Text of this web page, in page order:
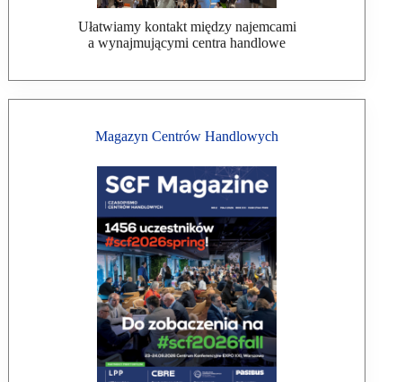
Ułatwiamy kontakt między najemcami
a wynajmującymi centra handlowe
Magazyn Centrów Handlowych